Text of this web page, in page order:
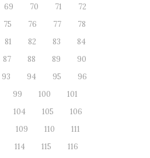
69 70 71
72
75 76 77
78
81 82 83
84
87 88 89
90
93 94 95
96
99 100
101
104 105
106
109 110
111
114 115
116